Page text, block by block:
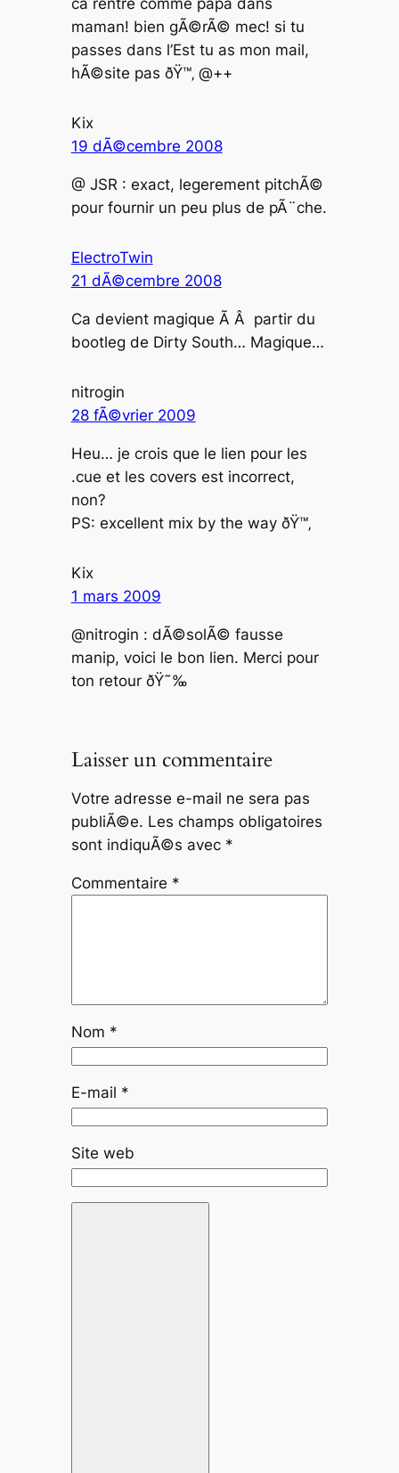
maman! bien gÃ©rÃ© mec! si tu
passes dans l’Est tu as mon mail,
hÃ©site pas ðŸ™‚ @++
Kix
19 dÃ©cembre 2008
@ JSR : exact, legerement pitchÃ©
pour fournir un peu plus de pÃ¨che.
ElectroTwin
21 dÃ©cembre 2008
Ca devient magique Ã Â partir du
bootleg de Dirty South… Magique…
nitrogin
28 fÃ©vrier 2009
Heu… je crois que le lien pour les
.cue et les covers est incorrect,
non?
PS: excellent mix by the way ðŸ™‚
Kix
1 mars 2009
@nitrogin : dÃ©solÃ© fausse
manip, voici le bon lien. Merci pour
ton retour ðŸ˜‰
Laisser un commentaire
Votre adresse e-mail ne sera pas
publiÃ©e. Les champs obligatoires
sont indiquÃ©s avec *
Commentaire *
Nom *
E-mail *
Site web